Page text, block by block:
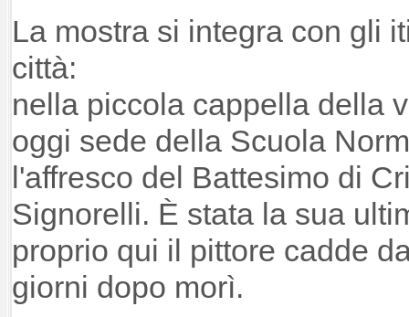
La mostra si integra con gli
città:
nella piccola cappella della
oggi sede della Scuola
l'affresco del Battesimo di
Signorelli. È stata la sua
proprio qui il pittore cadde
giorni dopo morì.